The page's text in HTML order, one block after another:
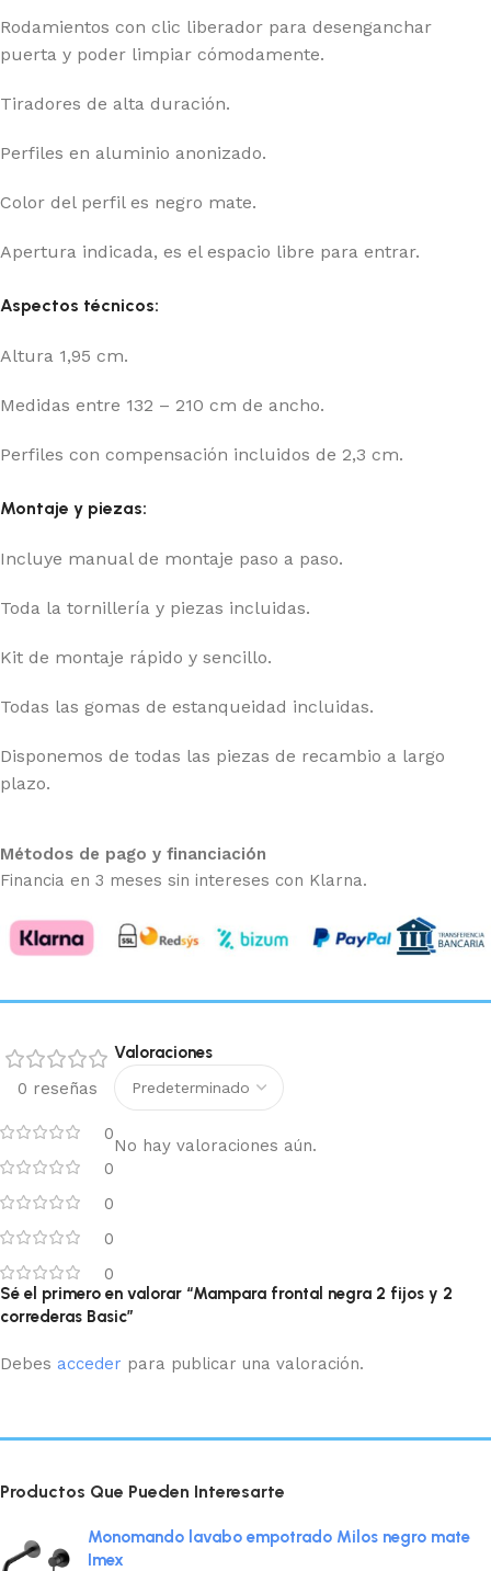
Rodamientos con clic liberador para desenganchar
puerta y poder limpiar cómodamente.
Tiradores de alta duración.
Perfiles en aluminio anonizado.
Color del perfil es negro mate.
Apertura indicada, es el espacio libre para entrar.
Aspectos técnicos:
Altura 1,95 cm.
Medidas entre 132 – 210 cm de ancho.
Perfiles con compensación incluidos de 2,3 cm.
Montaje y piezas:
Incluye manual de montaje paso a paso.
Toda la tornillería y piezas incluidas.
Kit de montaje rápido y sencillo.
Todas las gomas de estanqueidad incluidas.
Disponemos de todas las piezas de recambio a largo
plazo.
Métodos de pago y financiación
Financia en 3 meses sin intereses con Klarna.
0 reseñas
0
0
0
0
0
Valoraciones
No hay valoraciones aún.
Sé el primero en valorar “Mampara frontal negra 2 fijos y 2
correderas Basic”
Debes acceder para publicar una valoración.
Productos Que Pueden Interesarte
Monomando lavabo empotrado Milos negro mate
Imex